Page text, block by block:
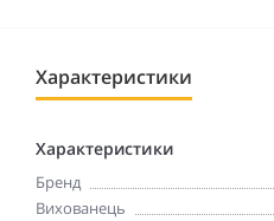
Характеристики
Характеристики
Бренд
Вихованець